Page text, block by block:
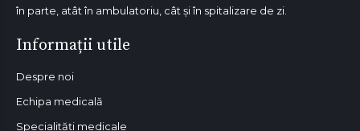
în parte, atât în ambulatoriu, cât și în spitalizare de zi.
Informații utile
Despre noi
Echipa medicală
Specialități medicale